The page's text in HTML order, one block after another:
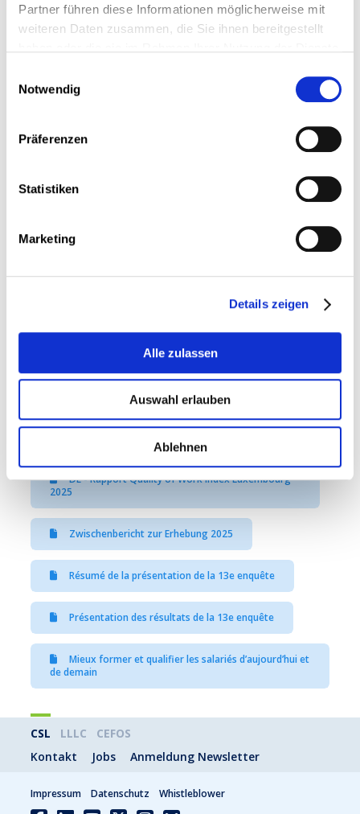
Partner führen diese Informationen möglicherweise mit
weiteren Daten zusammen, die Sie ihnen bereitgestellt
Notwendig
Präferenzen
Statistiken
Marketing
Details zeigen
Alle zulassen
Auswahl erlauben
Ablehnen
Cette fragilisation concerne particulièrement les
professions soumises à de fortes contraintes
l’hébergement-restauration, le transport ou le
L’édition 2025 met aussi en avant les expériences
des salariés du secteur privé et des agents du
d’œuvre.
La pénurie de main-d’œuvre joue un rôle aggravant
majeur, générant surcharge et désorganisation du
constitue un levier central de sécurisation des
les ressources positives au travail, d’améliorer
l’organisation et les conditions de travail, de
des stratégies économiques et sociales, et de faire
de la formation continue un levier d’égalité et de
sécurisation des parcours professionnels.
DE - Rapport Quality of Work Index Luxembourg
2025
Zwischenbericht zur Erhebung 2025
Résumé de la présentation de la 13e enquête
Présentation des résultats de la 13e enquête
Mieux former et qualifier les salariés d’aujourd’hui et
de demain
CSL LLLC
CEFOS
Kontakt
Jobs Anmeldung Newsletter
Impressum Datenschutz Whistleblower